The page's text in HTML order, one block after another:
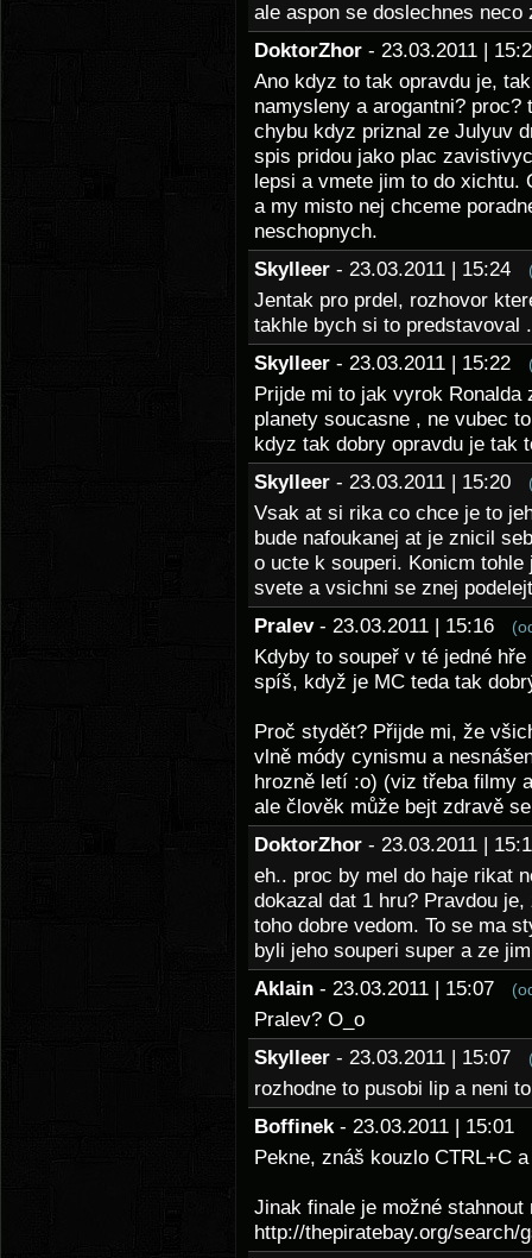
ale aspon se doslechnes neco
DoktorZhor - 23.03.2011 |
Ano kdyz to tak opravdu je,
namysleny a arogantni?
chybu kdyz priznal ze Julyuv
spis pridou jako plac
lepsi a vmete jim to do xichtu.
a my misto nej chceme
neschopnych.
Skylleer - 23.03.2011 | 15:24
Jentak pro prdel, rozhovor
takhle bych si to predstavoval
Skylleer - 23.03.2011 | 15:22
Prijde mi to jak vyrok
planety soucasne , ne vubec
kdyz tak dobry opravdu je tak
Skylleer - 23.03.2011 | 15:20
Vsak at si rika co chce je to
bude nafoukanej at je znicil
o ucte k souperi. Konicm
svete a vsichni se znej
Pralev - 23.03.2011 | 15:16
Kdyby to soupeř v té jedné
spíš, když je MC teda tak
Proč stydět? Přijde mi, že
vlně módy cynismu a
hrozně letí :o) (viz třeba filmy
ale člověk může bejt zdravě
DoktorZhor - 23.03.2011 |
eh.. proc by mel do haje rikat
dokazal dat 1 hru? Pravdou
toho dobre vedom. To se ma
byli jeho souperi super a ze
Aklain - 23.03.2011 | 15:07
Pralev? O_o
Skylleer - 23.03.2011 | 15:07
rozhodne to pusobi lip a neni
Boffinek - 23.03.2011 | 15:01
Pekne, znáš kouzlo CTRL+C
Jinak finale je možné stahnout
http://thepiratebay.org/search/